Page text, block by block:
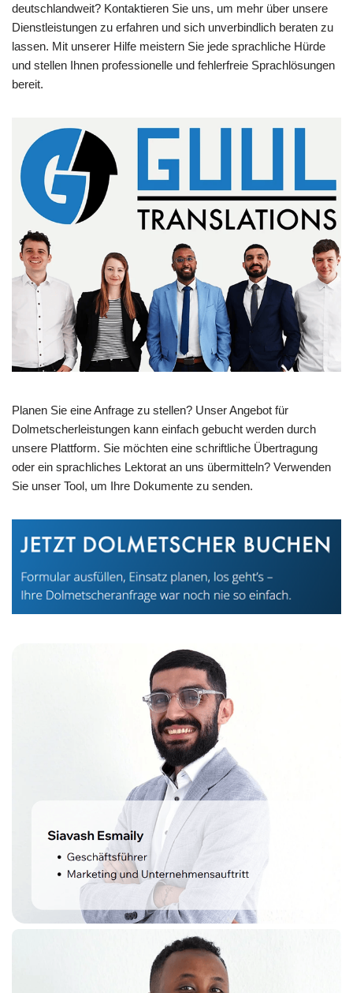
deutschlandweit? Kontaktieren Sie uns, um mehr über unsere
Dienstleistungen zu erfahren und sich unverbindlich beraten zu
lassen. Mit unserer Hilfe meistern Sie jede sprachliche Hürde
und stellen Ihnen professionelle und fehlerfreie Sprachlösungen
bereit.
Planen Sie eine Anfrage zu stellen? Unser Angebot für
Dolmetscherleistungen kann einfach gebucht werden durch
unsere Plattform. Sie möchten eine schriftliche Übertragung
oder ein sprachliches Lektorat an uns übermitteln? Verwenden
Sie unser Tool, um Ihre Dokumente zu senden.